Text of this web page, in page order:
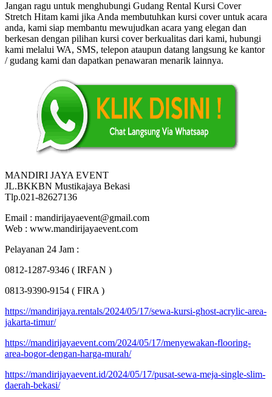
Jangan ragu untuk menghubungi Gudang Rental Kursi Cover
Stretch Hitam kami jika Anda membutuhkan kursi cover untuk acara
anda, kami siap membantu mewujudkan acara yang elegan dan
berkesan dengan pilihan kursi cover berkualitas dari kami, hubungi
kami melalui WA, SMS, telepon ataupun datang langsung ke kantor
/ gudang kami dan dapatkan penawaran menarik lainnya.
MANDIRI JAYA EVENT
JL.BKKBN Mustikajaya Bekasi
Tlp.021-82627136
Email : mandirijayaevent@gmail.com
Web : www.mandirijayaevent.com
Pelayanan 24 Jam :
0812-1287-9346 ( IRFAN )
0813-9390-9154 ( FIRA )
https://mandirijaya.rentals/2024/05/17/sewa-kursi-ghost-acrylic-area-
jakarta-timur/
https://mandirijayaevent.com/2024/05/17/menyewakan-flooring-
area-bogor-dengan-harga-murah/
https://mandirijayaevent.id/2024/05/17/pusat-sewa-meja-single-slim-
daerah-bekasi/